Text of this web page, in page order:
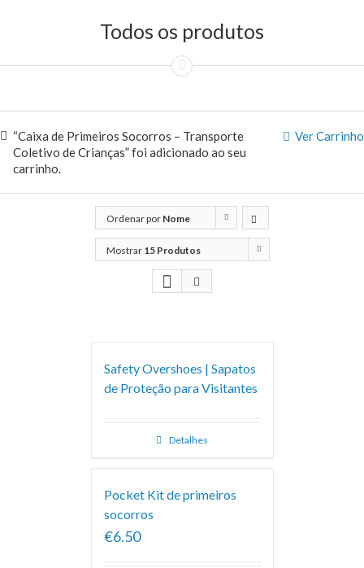
Todos os produtos
Ver Carrinho
“Caixa de Primeiros Socorros – Transporte
Coletivo de Crianças” foi adicionado ao seu
carrinho.
Ordenar por Nome
Mostrar 15 Produtos
Safety Overshoes | Sapatos
de Proteção para Visitantes
Detalhes
Pocket Kit de primeiros
socorros
€6.50